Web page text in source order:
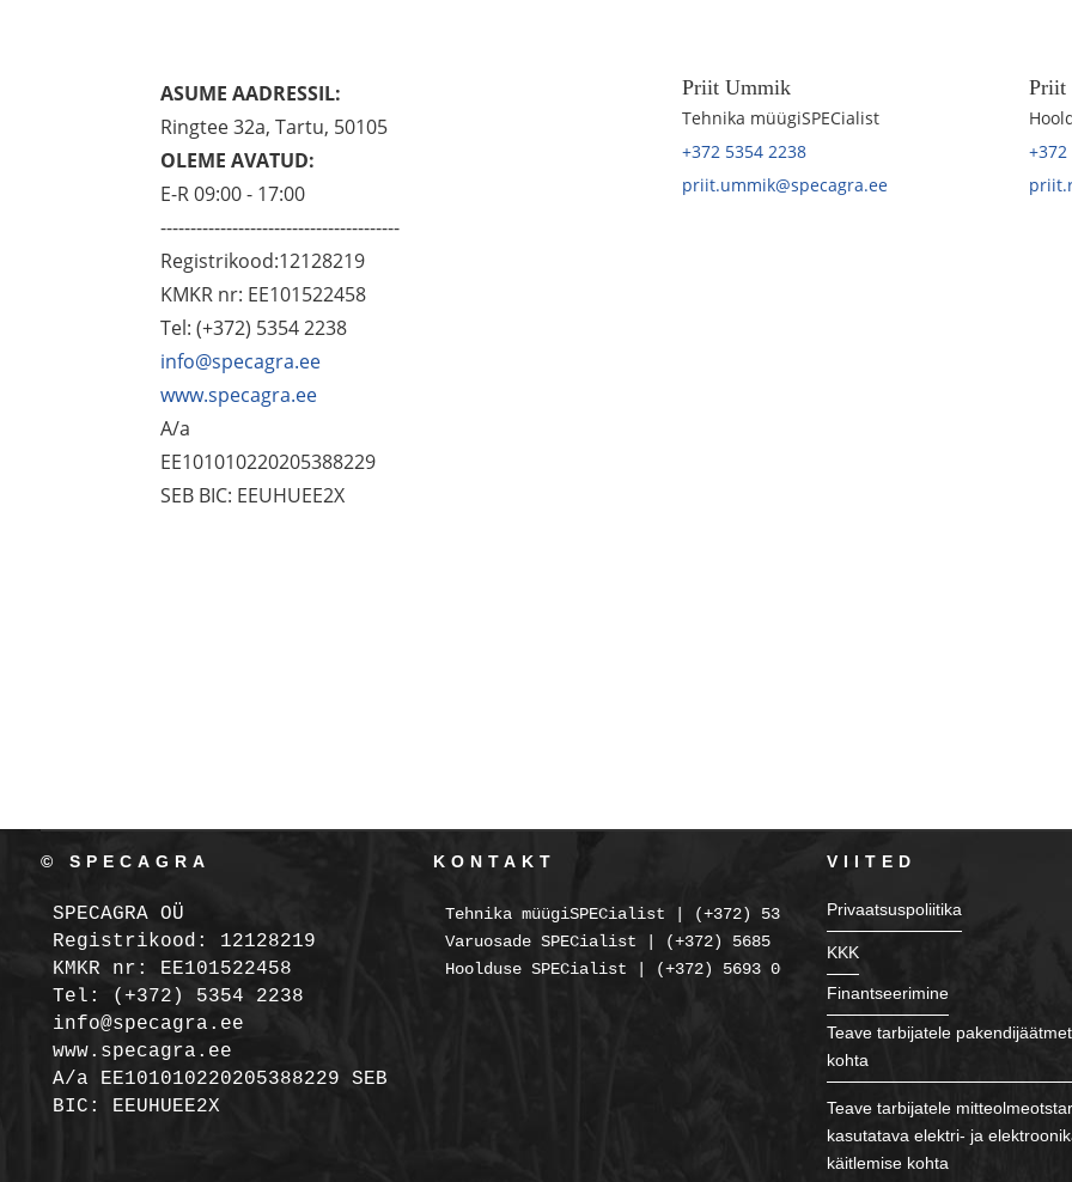
ASUME AADRESSIL:
Ringtee 32a, Tartu, 50105
OLEME AVATUD:
E-R 09:00 - 17:00
----------------------------------------
Registrikood:12128219
KMKR nr: EE101522458
Tel: (+372) 5354 2238
info@specagra.ee
www.specagra.ee
A/a
EE101010220205388229
SEB BIC: EEUHUEE2X
Priit Ummik
Tehnika müügiSPECialist
+372 5354 2238
priit.ummik@specagra.ee
Priit
+372
© SPECAGRA
SPECAGRA OÜ
Registrikood: 12128219
KMKR nr: EE101522458
Tel: (+372) 5354 2238
info@specagra.ee
www.specagra.ee
A/a EE101010220205388229 SEB
BIC: EEUHUEE2X
KONTAKT
Tehnika müügiSPECialist | (+372) 5354 2238
Varuosade SPECialist | (+372) 5685 2225
Hoolduse SPECialist | (+372) 5693 0086
VIITED
Privaatsuspoliitika
KKK
Finantseerimine
Teave tarbijatele
kohta
Teave tarbijatele
kasutatava elektri- ja
käitlemise kohta